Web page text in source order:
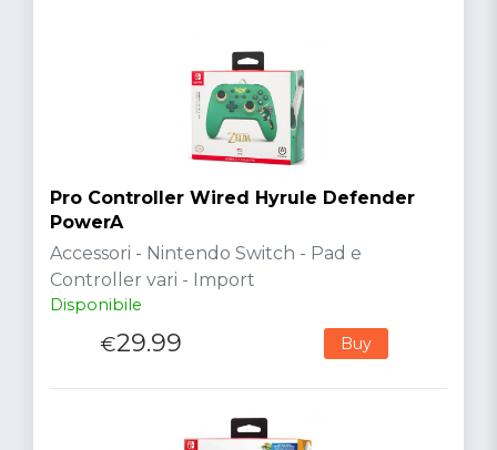
Pro Controller Wired Hyrule Defender
PowerA
Accessori - Nintendo Switch - Pad e
Controller vari - Import
Disponibile
€29.99 Buy